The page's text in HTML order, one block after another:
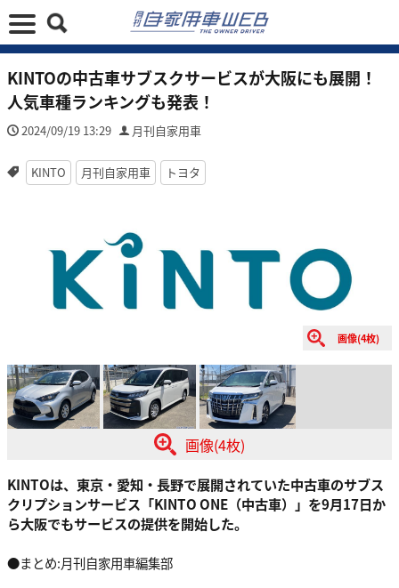
KINTOの中古車サブスクサービスが大阪にも展開！
人気車種ランキングも発表！
2024/09/19 13:29 月刊自家用車
KINTO 月刊自家用車 トヨタ
画像(4枚)
画像(4枚)
KINTOは、東京・愛知・長野で展開されていた中古車のサブス
クリプションサービス「KINTO ONE（中古車）」を9月17日か
ら大阪でもサービスの提供を開始した。
●まとめ:月刊自家用車編集部